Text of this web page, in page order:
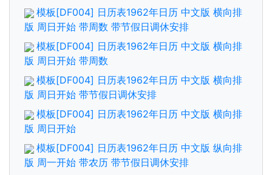
模板[DF004] 日历表1962年日历 中文版 横向排
版 周日开始 带周数 带节假日调休安排
模板[DF004] 日历表1962年日历 中文版 横向排
版 周日开始 带周数
模板[DF004] 日历表1962年日历 中文版 横向排
版 周日开始 带节假日调休安排
模板[DF004] 日历表1962年日历 中文版 横向排
版 周日开始
模板[DF004] 日历表1962年日历 中文版 纵向排
版 周一开始 带农历 带节假日调休安排